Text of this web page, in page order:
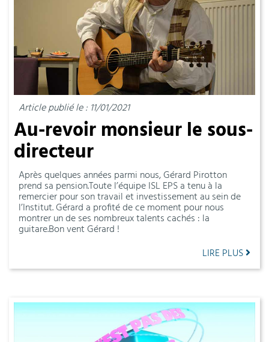
Article publié le : 11/01/2021
Au-revoir monsieur le sous-
directeur
Après quelques années parmi nous, Gérard Pirotton
prend sa pension.Toute l’équipe ISL EPS a tenu à la
remercier pour son travail et investissement au sein de
l’Institut. Gérard a profité de ce moment pour nous
montrer un de ses nombreux talents cachés : la
guitare.Bon vent Gérard !
LIRE PLUS